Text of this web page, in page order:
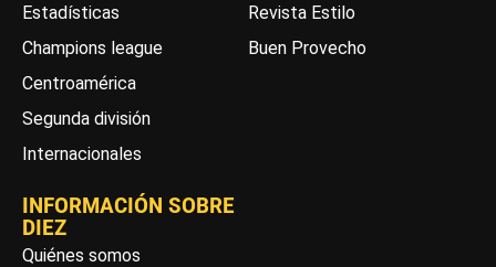
Estadísticas
Champions league
Centroamérica
Segunda división
Internacionales
Revista Estilo
Buen Provecho
INFORMACIÓN SOBRE
DIEZ
Quiénes somos